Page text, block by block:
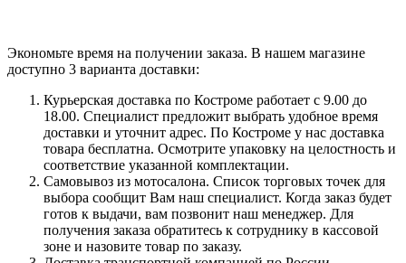
Экономьте время на получении заказа. В нашем магазине
доступно 3 варианта доставки:
Курьерская доставка по Костроме работает с 9.00 до
18.00. Специалист предложит выбрать удобное время
доставки и уточнит адрес. По Костроме у нас доставка
товара бесплатна. Осмотрите упаковку на целостность и
соответствие указанной комплектации.
Самовывоз из мотосалона. Список торговых точек для
выбора сообщит Вам наш специалист. Когда заказ будет
готов к выдачи, вам позвонит наш менеджер. Для
получения заказа обратитесь к сотруднику в кассовой
зоне и назовите товар по заказу.